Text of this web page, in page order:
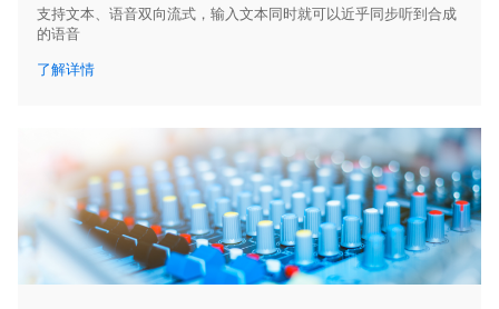
支持文本、语音双向流式，输入文本同时就可以近乎同步听到合成
的语音
了解详情